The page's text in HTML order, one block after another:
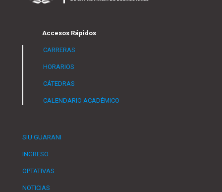
Accesos Rápidos
CARRERAS
HORARIOS
CÁTEDRAS
CALENDARIO ACADÉMICO
SIU GUARANI
INGRESO
OPTATIVAS
NOTICIAS